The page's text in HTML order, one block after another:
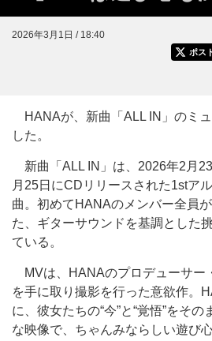
2026年3月1日 / 18:40
ポス
HANAが、新曲「ALL IN」のミ
した。
新曲「ALL IN」は、2026年2月
月25日にCDリリースされた1stア
曲。初めてHANAのメンバー全員
た、ギターサウンドを基調とした
ている。
MVは、HANAのプロデューサー
を手に取り撮影を行った意欲作。
に、彼女たちの“今”と“覚悟”をそ
な映像で、ちゃんみならしい遊び